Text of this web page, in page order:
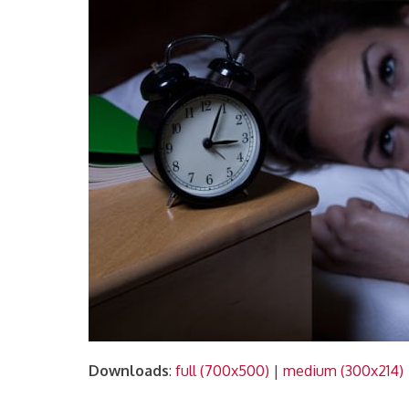
Downloads: full (700x500) | medium (300x214)